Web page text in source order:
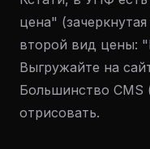
цена"
второй вид цены:
Выгружайте на
Большинство CMS
отрисовать.